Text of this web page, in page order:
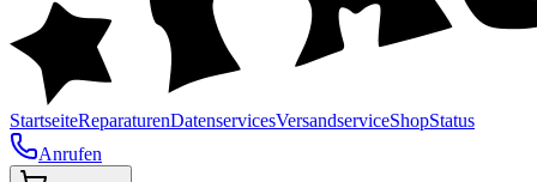
StartseiteReparaturenDatenservicesVersandserviceShopStatus
Anrufen